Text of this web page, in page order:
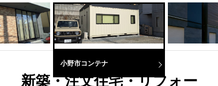
小野市コンテナ
新築・注文住宅・リフォー